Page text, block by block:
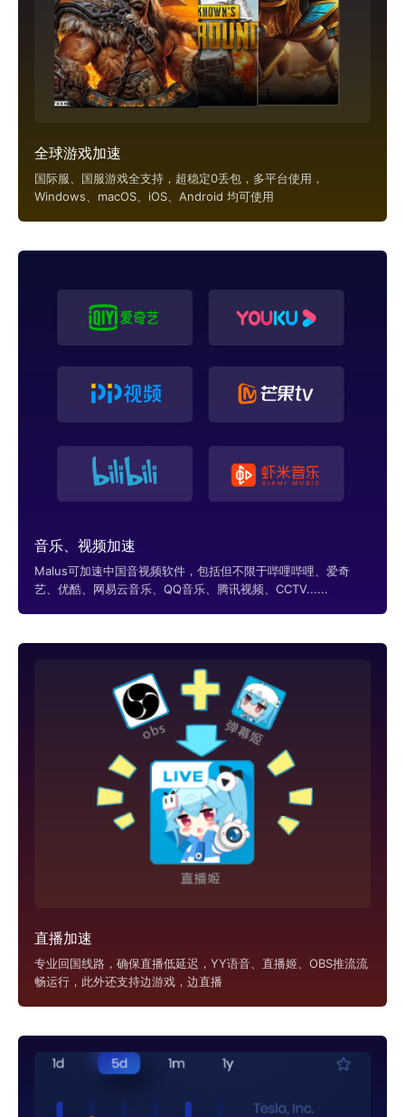
全球游戏加速
国际服、国服游戏全支持，超稳定0丢包，多平台使用，
Windows、macOS、iOS、Android 均可使用
音乐、视频加速
Malus可加速中国音视频软件，包括但不限于哔哩哔哩、爱奇
艺、优酷、网易云音乐、QQ音乐、腾讯视频、CCTV......
直播加速
专业回国线路，确保直播低延迟，YY语音、直播姬、OBS推流流
畅运行，此外还支持边游戏，边直播